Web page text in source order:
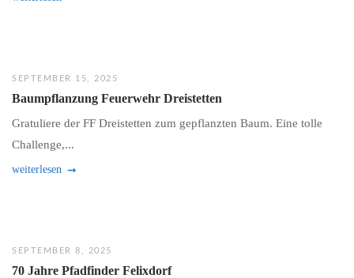
SEPTEMBER 15, 2025
Baumpflanzung Feuerwehr Dreistetten
Gratuliere der FF Dreistetten zum gepflanzten Baum. Eine tolle
Challenge,...
weiterlesen
SEPTEMBER 8, 2025
70 Jahre Pfadfinder Felixdorf